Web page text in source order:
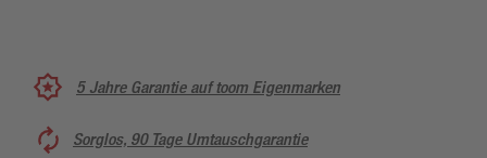
5 Jahre Garantie auf toom Eigenmarken
Sorglos, 90 Tage Umtauschgarantie